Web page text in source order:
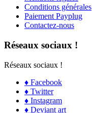
Conditions générales
Paiement Payplug
Contactez-nous
Réseaux sociaux !
Réseaux sociaux !
♦ Facebook
♦ Twitter
♦ Instagram
♦ Deviant art